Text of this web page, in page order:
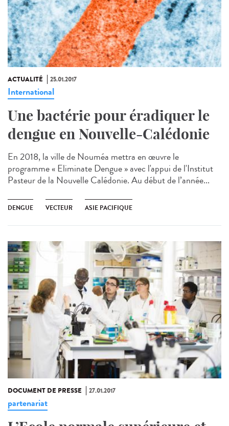
ACTUALITÉ 25.01.2017
International
Une bactérie pour éradiquer le
dengue en Nouvelle-Calédonie
En 2018, la ville de Nouméa mettra en œuvre le
programme « Eliminate Dengue » avec l'appui de l'Institut
Pasteur de la Nouvelle Calédonie. Au début de l’année...
DENGUE VECTEUR ASIE PACIFIQUE
DOCUMENT DE PRESSE 27.01.2017
partenariat